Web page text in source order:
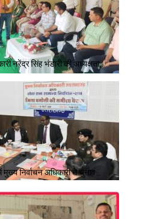
नरेंद्र सिंह भंडारी की अध्यक्षता…
निर्वाचन अधिकारी ने चुनाव…